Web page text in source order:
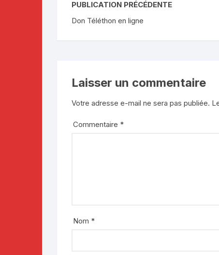
PUBLICATION PRÉCÉDENTE
Don Téléthon en ligne
Laisser un commentaire
Votre adresse e-mail ne sera pas publiée.
Commentaire *
Nom *